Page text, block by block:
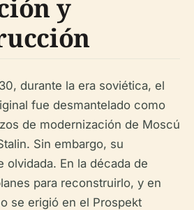
y
durante la era soviética, el
fue desmantelado como
de modernización de Moscú
Sin embargo, su
En la década de
para reconstruirlo, y en
se erigió en el Prospekt